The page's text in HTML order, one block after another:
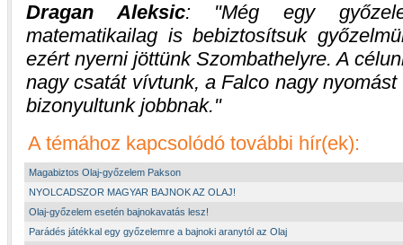
Dragan Aleksic:
Még egy
matematikailag is bebiztosítsuk
ezért nyerni jöttünk Szombathelyre. A
nagy csatát vívtunk, a Falco nagy
bizonyultunk jobbnak.
A témához kapcsolódó további hír(ek):
Magabiztos Olaj-győzelem Pakson
NYOLCADSZOR MAGYAR BAJNOK AZ OLAJ!
Olaj-győzelem esetén bajnokavatás lesz!
Parádés játékkal egy győzelemre a bajnoki aranytól az Olaj